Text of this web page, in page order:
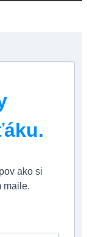
ako si
maile.